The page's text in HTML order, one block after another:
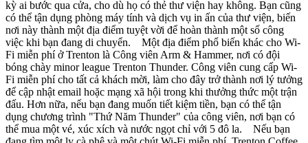
kỳ ai bước qua cửa, cho dù họ có thẻ thư viện hay không. Bạn cũng
có thể tận dụng phòng máy tính và dịch vụ in ấn của thư viện, biến
nơi này thành một địa điểm tuyệt vời để hoàn thành một số công
việc khi bạn đang di chuyển. Một địa điểm phổ biến khác cho Wi-
Fi miễn phí ở Trenton là Công viên Arm & Hammer, nơi có đội
bóng chày minor league Trenton Thunder. Công viên cung cấp Wi-
Fi miễn phí cho tất cả khách mời, làm cho đây trở thành nơi lý tưởng
để cập nhật email hoặc mạng xã hội trong khi thưởng thức một trận
đấu. Hơn nữa, nếu bạn đang muốn tiết kiệm tiền, bạn có thể tận
dụng chương trình "Thứ Năm Thunder" của công viên, nơi bạn có
thể mua một vé, xúc xích và nước ngọt chỉ với 5 đô la. Nếu bạn